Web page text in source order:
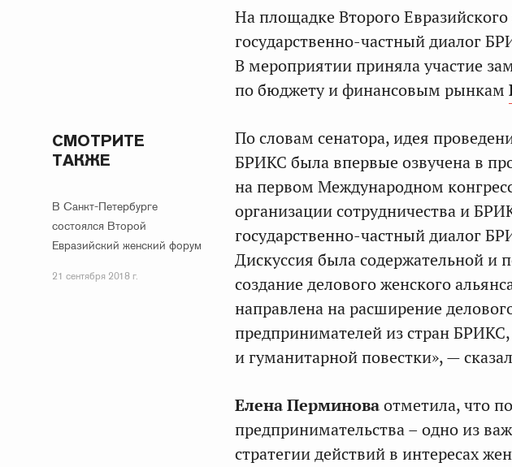
На площадке Второго
государственно-частный диалог
В мероприятии приняла участие
по бюджету и финансовым рынкам
СМОТРИТЕ
ТАКЖЕ
В Санкт-Петербурге
состоялся Второй
Евразийский женский форум
21 сентября 2018 г.
По словам сенатора, идея
БРИКС была впервые озвучена в
на первом Международном
организации сотрудничества и
государственно-частный диалог
Дискуссия была содержательной и
создание делового женского
направлена на расширение
предпринимателей из стран
и гуманитарной повестки», —
Елена Перминоваотметила, что
предпринимательства – одно из
стратегии действий в интересах